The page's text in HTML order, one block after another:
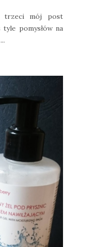
trzeci mój post
tyle pomysłów na